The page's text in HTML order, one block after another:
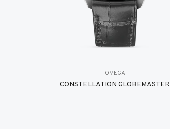
OMEGA
CONSTELLATION GLOBEMASTER